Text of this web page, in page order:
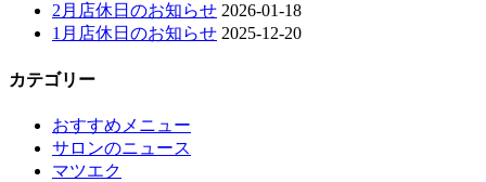
2月店休日のお知らせ 2026-01-18
1月店休日のお知らせ 2025-12-20
カテゴリー
おすすめメニュー
サロンのニュース
マツエク